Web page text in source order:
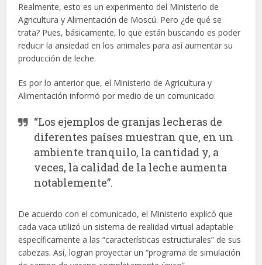
Realmente, esto es un experimento del Ministerio de
Agricultura y Alimentación de Moscú. Pero ¿de qué se
trata? Pues, básicamente, lo que están buscando es poder
reducir la ansiedad en los animales para así aumentar su
producción de leche.
Es por lo anterior que, el Ministerio de Agricultura y
Alimentación informó por medio de un comunicado:
“Los ejemplos de granjas lecheras de
diferentes países muestran que, en un
ambiente tranquilo, la cantidad y, a
veces, la calidad de la leche aumenta
notablemente”.
De acuerdo con el comunicado, el Ministerio explicó que
cada vaca utilizó un sistema de realidad virtual adaptable
específicamente a las “características estructurales” de sus
cabezas. Así, logran proyectar un “programa de simulación